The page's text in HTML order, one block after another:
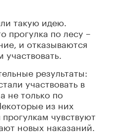
такую идею.
прогулка по лесу –
и отказываются
результаты:
участвовать в
не только по
из них
чувствуют
новых наказаний.